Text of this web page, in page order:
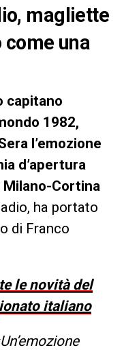
magliette
una
capitano
1982,
l’emozione
d’apertura
Milano-Cortina
ha portato
di Franco
le novità del
italiano